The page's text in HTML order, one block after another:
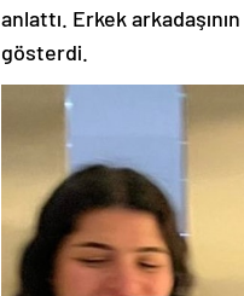
anlattı. Erkek
gösterdi.